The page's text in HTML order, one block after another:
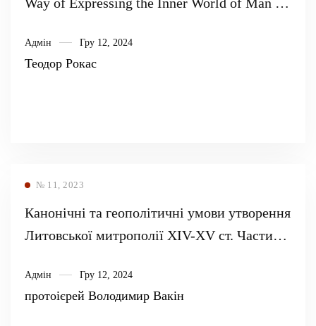
Адмін Гру 12, 2024
Теодор Рокас
№ 11, 2023
Канонічні та геополітичні умови утворення
Литовської митрополії XIV-XV ст. Частина
Адмін Гру 12, 2024
протоієрей Володимир Вакін